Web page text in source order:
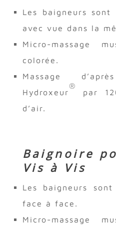
Les baigneurs sont
avec vue dans la
Micro-massage
colorée.
Massage
Hydroxeur
®
par
d’air.
Baignoire
Vis à Vis
Les baigneurs
face à face.
Micro-massage